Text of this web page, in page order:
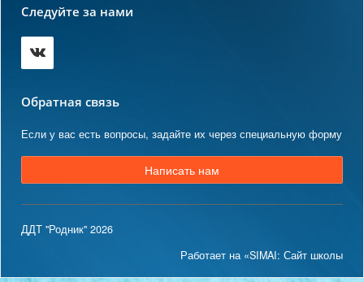
Следуйте за нами
Обратная связь
Если у вас есть вопросы, задайте их через специальную форму
Написать нам
ДДТ "Родник" 2026
Работает на «SIMAI: Сайт школы